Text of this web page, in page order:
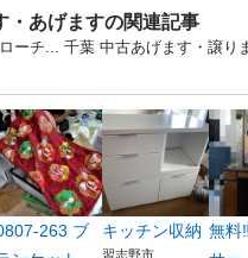
・あげますの関連記事
ーチ... 千葉 中古あげます・譲り
263 ブ
キッチン収納
習志野市
無料